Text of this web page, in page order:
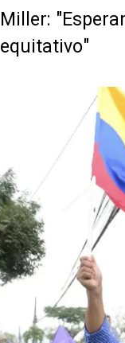
Miller:
equitativo"